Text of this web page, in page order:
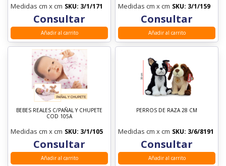
Medidas cm x cm SKU: 3/1/171
Consultar
Añadir al carrito
Medidas cm x cm SKU: 3/1/159
Consultar
Añadir al carrito
BEBES REALES C/PAÑAL Y CHUPETE
COD 105A
Medidas cm x cm SKU: 3/1/105
Consultar
Añadir al carrito
PERROS DE RAZA 28 CM
Medidas cm x cm SKU: 3/6/8191
Consultar
Añadir al carrito